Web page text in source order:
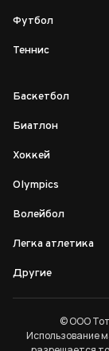
Футбол
Теннис
Баскетбол
Биатлон
Хоккей
Olympics
Волейбол
Легка атлетика
Другие
© ООО
Использование